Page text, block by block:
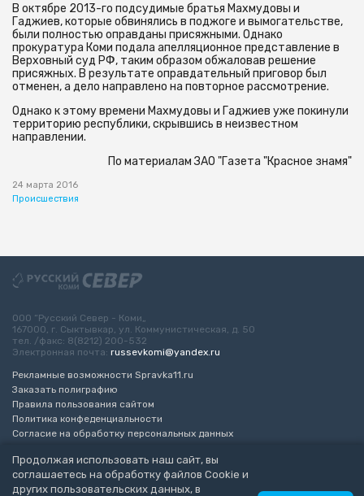
В октябре 2013-го подсудимые братья Махмудовы и
Гаджиев, которые обвинялись в поджоге и вымогательстве,
были полностью оправданы присяжными. Однако
прокуратура Коми подала апелляционное представление в
Верховный суд РФ, таким образом обжаловав решение
присяжных. В результате оправдательный приговор был
отменен, а дело направлено на повторное рассмотрение.
Однако к этому времени Махмудовы и Гаджиев уже покинули
территорию республики, скрывшись в неизвестном
направлении.
По материалам ЗАО "Газета "Красное знамя"
24 марта 2016
Происшествия
Продолжая использовать наш сайт, вы
соглашаетесь на обработку файлов Cookie и
других пользовательских данных, в
ООО “Русский Север - Коми„
167000, г. Сыктывкар, ул. Коммунистическая, д. 50
тел. /факс: 8(8212) 200-532
Электронная почта: russevkomi@yandex.ru
Рекламные возможности Spravka11.ru
Заказать полиграфию
Правила пользования сайтом
Политика конфеденциальности
Согласие на обработку персональных данных
Разработка сайта“ЭкспертБизнесГрупп”
© 2010-2026 Русский Север - Коми